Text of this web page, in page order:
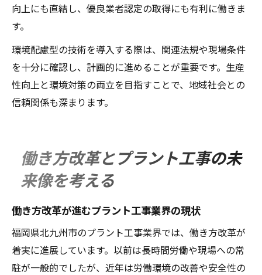
向上にも直結し、優良業者認定の取得にも有利に働きま
す。
環境配慮型の技術を導入する際は、関連法規や現場条件
を十分に確認し、計画的に進めることが重要です。生産
性向上と環境対策の両立を目指すことで、地域社会との
信頼関係も深まります。
働き方改革とプラント工事の未
来像を考える
働き方改革が進むプラント工事業界の現状
福岡県北九州市のプラント工事業界では、働き方改革が
着実に進展しています。以前は長時間労働や現場への常
駐が一般的でしたが、近年は労働環境の改善や安全性の